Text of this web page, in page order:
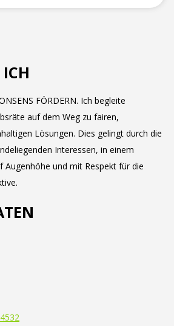
FÖRDERN. Ich begleite
auf dem Weg zu fairen,
Lösungen. Dies gelingt durch die
Interessen, in einem
und mit Respekt für die